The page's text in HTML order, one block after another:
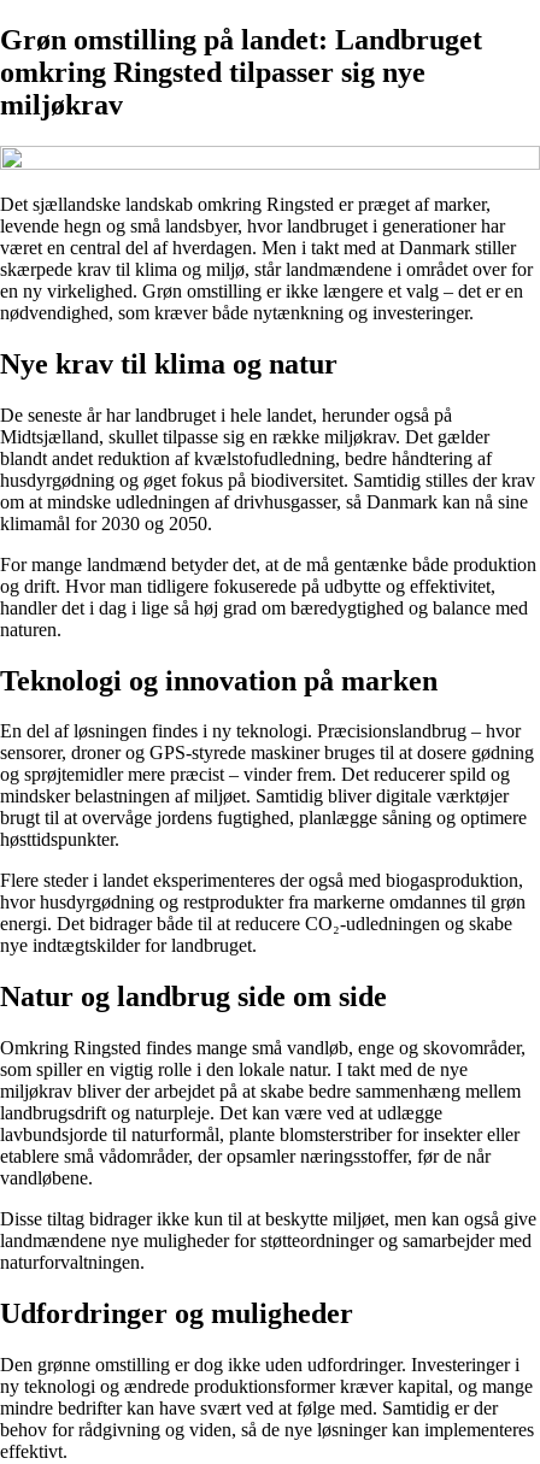
Grøn omstilling på landet: Landbruget
omkring Ringsted tilpasser sig nye
miljøkrav
Det sjællandske landskab omkring Ringsted er præget af marker,
levende hegn og små landsbyer, hvor landbruget i generationer har
været en central del af hverdagen. Men i takt med at Danmark stiller
skærpede krav til klima og miljø, står landmændene i området over for
en ny virkelighed. Grøn omstilling er ikke længere et valg – det er en
nødvendighed, som kræver både nytænkning og investeringer.
Nye krav til klima og natur
De seneste år har landbruget i hele landet, herunder også på
Midtsjælland, skullet tilpasse sig en række miljøkrav. Det gælder
blandt andet reduktion af kvælstofudledning, bedre håndtering af
husdyrgødning og øget fokus på biodiversitet. Samtidig stilles der krav
om at mindske udledningen af drivhusgasser, så Danmark kan nå sine
klimamål for 2030 og 2050.
For mange landmænd betyder det, at de må gentænke både produktion
og drift. Hvor man tidligere fokuserede på udbytte og effektivitet,
handler det i dag i lige så høj grad om bæredygtighed og balance med
naturen.
Teknologi og innovation på marken
En del af løsningen findes i ny teknologi. Præcisionslandbrug – hvor
sensorer, droner og GPS-styrede maskiner bruges til at dosere gødning
og sprøjtemidler mere præcist – vinder frem. Det reducerer spild og
mindsker belastningen af miljøet. Samtidig bliver digitale værktøjer
brugt til at overvåge jordens fugtighed, planlægge såning og optimere
høsttidspunkter.
Flere steder i landet eksperimenteres der også med biogasproduktion,
hvor husdyrgødning og restprodukter fra markerne omdannes til grøn
energi. Det bidrager både til at reducere CO₂-udledningen og skabe
nye indtægtskilder for landbruget.
Natur og landbrug side om side
Omkring Ringsted findes mange små vandløb, enge og skovområder,
som spiller en vigtig rolle i den lokale natur. I takt med de nye
miljøkrav bliver der arbejdet på at skabe bedre sammenhæng mellem
landbrugsdrift og naturpleje. Det kan være ved at udlægge
lavbundsjorde til naturformål, plante blomsterstriber for insekter eller
etablere små vådområder, der opsamler næringsstoffer, før de når
vandløbene.
Disse tiltag bidrager ikke kun til at beskytte miljøet, men kan også give
landmændene nye muligheder for støtteordninger og samarbejder med
naturforvaltningen.
Udfordringer og muligheder
Den grønne omstilling er dog ikke uden udfordringer. Investeringer i
ny teknologi og ændrede produktionsformer kræver kapital, og mange
mindre bedrifter kan have svært ved at følge med. Samtidig er der
behov for rådgivning og viden, så de nye løsninger kan implementeres
effektivt.